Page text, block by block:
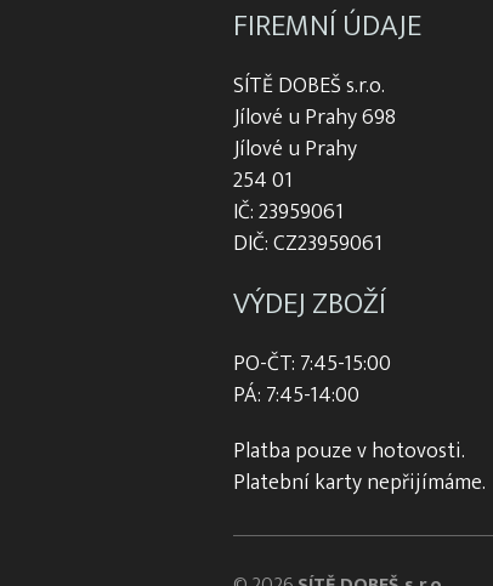
FIREMNÍ ÚDAJE
SÍTĚ DOBEŠ s.r.o.
Jílové u Prahy 698
Jílové u Prahy
254 01
IČ: 23959061
DIČ: CZ23959061
VÝDEJ ZBOŽÍ
PO-ČT: 7:45-15:00
PÁ: 7:45-14:00
Platba pouze v hotovosti.
Platební karty nepřijímáme.